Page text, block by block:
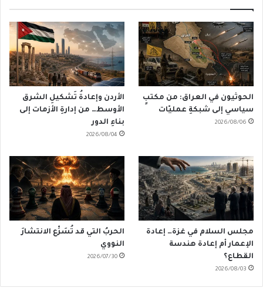
الحوثيون في العراق: من مكتبٍ
سياسي إلى شبكةِ عمليّات
2026/08/06
الأردن وإعادةُ تَشكيلِ الشرق
الأوسط… من إدارةِ الأزمات إلى
بناءِ الدور
2026/08/04
مجلس السلام في غزة… إعادة
الإعمار أم إعادة هندسة
القطاع؟
2026/08/03
الحربُ التي قد تُسَرِّع الانتشارَ
النووي
2026/07/30